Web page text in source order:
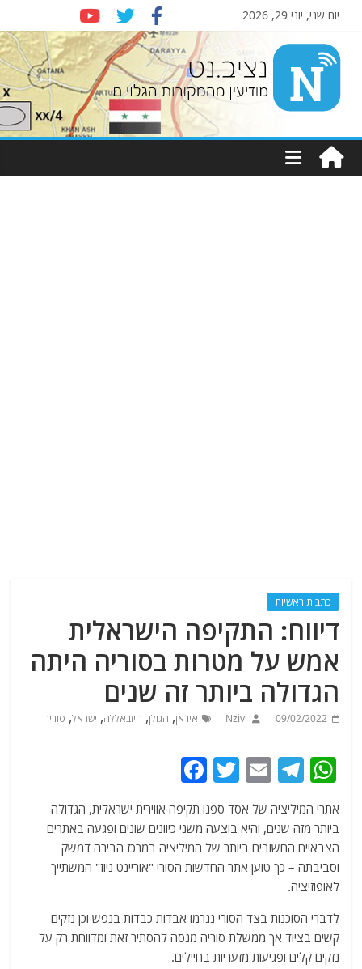
יום שני, יוני 29, 2026
Nziv.net
מודיעין
מהמקורות
כתבות ראשיות
דיווח: התקיפה הישראלית
אמש על מטרות בסוריה היתה
הגדולה ביותר זה שנים
09/02/2022
Nziv איראן, הגולן, חיזבאללה, ישראל, סוריה
W
at
s
A
p
p
T
e
g
ra
E
ai
l
T
itt
er
c
e
b
o
k
אתרי המיליציה של אסד ספגו תקיפה אווירית ישראלית, הגדולה
ביותר מזה שנים, והיא בוצעה משני כיוונים שונים ופגעה באתרים
הצבאיים החשובים ביותר של המיליציה במרכז הבירה דמשק
וסביבתה – כך טוען אתר החדשות הסורי "אוריינט ניוז" המשתייך
לאופוזיציה.
לדברי הסוכנות בצד הסורי נגרמו אבדות כבדות בנפש וכן נזקים
קשים בציוד אך ממשלת סוריה מנסה להסתיר זאת ומדווחת רק על
נזקים קלים ופגיעות מזעריות בחיילים.